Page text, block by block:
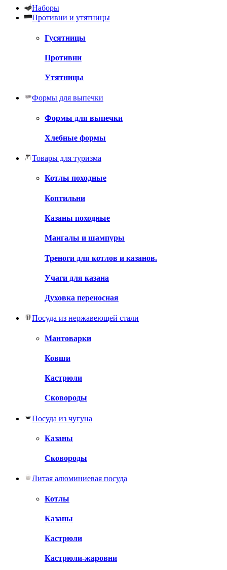
Наборы
Противни и утятницы
Гусятницы
Противни
Утятницы
Формы для выпечки
Формы для выпечки
Хлебные формы
Товары для туризма
Котлы походные
Коптильни
Казаны походные
Мангалы и шампуры
Треноги для котлов и казанов.
Учаги для казана
Духовка переносная
Посуда из нержавеющей стали
Мантоварки
Ковши
Кастрюли
Сковороды
Посуда из чугуна
Казаны
Сковороды
Литая алюминиевая посуда
Котлы
Казаны
Кастрюли
Кастрюли-жаровни